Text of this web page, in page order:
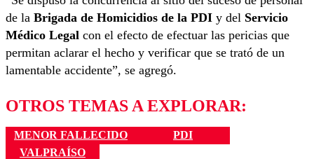
de la Brigada de Homicidios de la PDI y del Servicio
Médico Legal con el efecto de efectuar las pericias que
permitan aclarar el hecho y verificar que se trató de un
lamentable accidente”, se agregó.
OTROS TEMAS A EXPLORAR:
MENOR FALLECIDO
PDI
VALPRAÍSO